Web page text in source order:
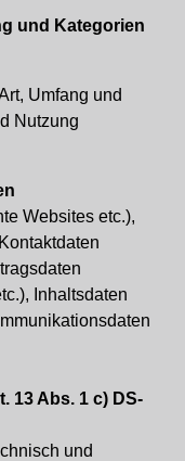
und Kategorien
Umfang und
Nutzung
Websites etc.),
Inhaltsdaten
13 Abs. 1 c) DS-
und